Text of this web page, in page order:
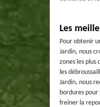
Les
Pour obtenir
Jardin, nous
zones les
les
Jardin, nous
bordures
freiner la